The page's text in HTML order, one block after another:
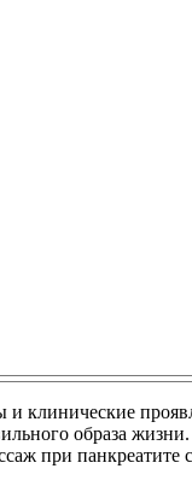
и клинические
образа
при панкреатите